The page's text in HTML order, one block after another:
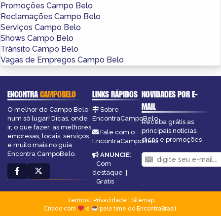
Promoções Campo Belo
Reclamações Campo Belo
Serviços Campo Belo
Shows Campo Belo
Trânsito Campo Belo
Vagas de Empregos Campo Belo
ENCONTRACAMPOBELO
O melhor de Campo Belo
num só lugar! Dicas, onde
ir, o que fazer, as melhores
empresas, locais, serviços
e muito mais no guia
Encontra CampoBelo.
LINKS RÁPIDOS
Sobre
EncontraCampoBelo
Fale com o
EncontraCampoBelo
ANUNCIE:
Com
destaque
Grátis
NOVIDADES POR E-
MAIL
Receba grátis as
principais notícias,
dicas e promoções
Termos| Privacidade
Sitemap
Criado com
e pelo time do EncontraBrasil